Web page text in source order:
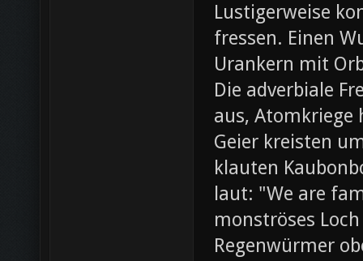
Lustigerweise
fressen. Einen
Urankern mit
Die adverbiale
aus,
Geier kreisten
klauten
laut: "We are
monströses
Regenwürmer